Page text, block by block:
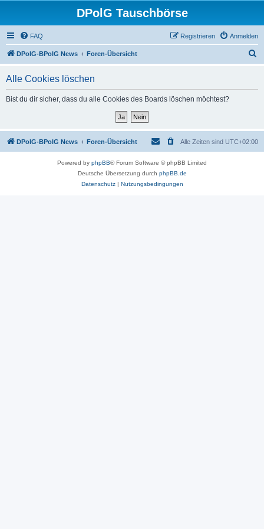
DPolG Tauschbörse
FAQ Anmelden
Registrieren
DPolG-BPolG News Foren-Übersicht
Alle Cookies löschen
Bist du dir sicher, dass du alle Cookies des Boards löschen möchtest?
DPolG-BPolG News Foren-Übersicht Alle Zeiten sind UTC+02:00
Powered by phpBB® Forum Software © phpBB Limited
Deutsche Übersetzung durch phpBB.de
Datenschutz| Nutzungsbedingungen